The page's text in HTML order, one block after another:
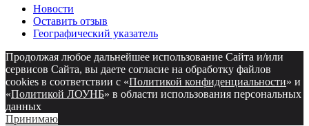
Новости
Оставить отзыв
Географический указатель
Продолжая любое дальнейшее использование Сайта и/или
сервисов Сайта, вы даете согласие на обработку файлов
cookies в соответствии с «Политикой конфиденциальности» и
«Политикой ЛОУНБ» в области использования персональных
данных
Принимаю